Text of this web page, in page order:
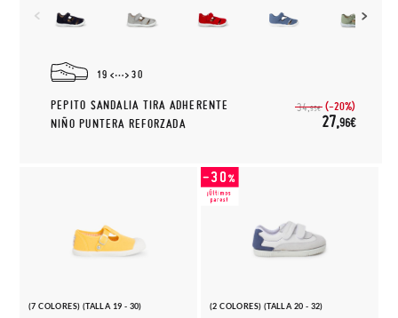
19 30
PEPITO SANDALIA TIRA ADHERENTE
NIÑO PUNTERA REFORZADA
34,95€ (-20%)
27,96€
(7 COLORES) (TALLA 19 - 30) (2 COLORES) (TALLA 20 - 32)